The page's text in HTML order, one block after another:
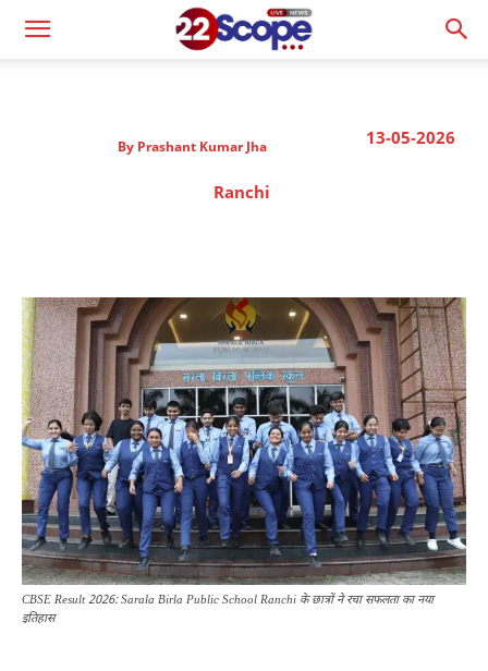
13-05-2026
By Prashant Kumar Jha
Ranchi
CBSE Result 2026: Sarala Birla Public School Ranchi के छात्रों ने रचा सफलता का नया
इतिहास